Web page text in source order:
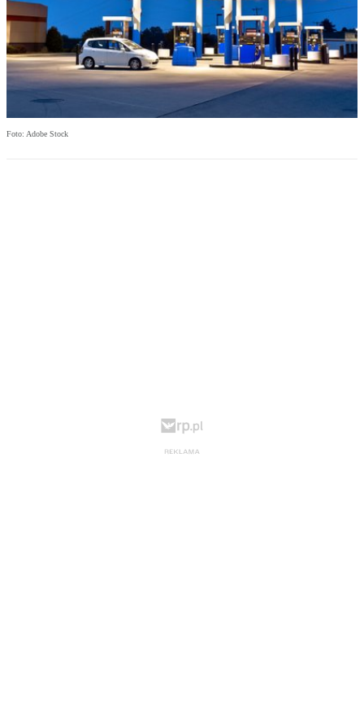
Foto: Adobe Stock